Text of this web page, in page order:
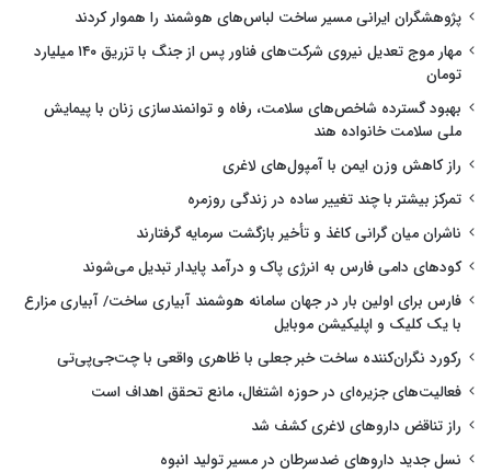
پژوهشگران ایرانی مسیر ساخت لباس‌های هوشمند را هموار کردند
مهار موج تعدیل نیروی شرکت‌های فناور پس از جنگ با تزریق ۱۴۰ میلیارد
تومان
بهبود گسترده شاخص‌های سلامت، رفاه و توانمندسازی زنان با پیمایش
ملی سلامت خانواده هند
راز کاهش وزن ایمن با آمپول‌های لاغری
تمرکز بیشتر با چند تغییر ساده در زندگی روزمره
ناشران میان گرانی کاغذ و تأخیر بازگشت سرمایه گرفتارند
کودهای دامی فارس به انرژی پاک و درآمد پایدار تبدیل می‌شوند
فارس برای اولین بار در جهان سامانه هوشمند آبیاری ساخت/ آبیاری مزارع
با یک کلیک و اپلیکیشن موبایل
رکورد نگران‌کننده ساخت خبر جعلی با ظاهری واقعی با چت‌جی‌پی‌تی
فعالیت‌های جزیره‌ای در حوزه اشتغال، مانع تحقق اهداف است
راز تناقض داروهای لاغری کشف شد
نسل جدید داروهای ضدسرطان در مسیر تولید انبوه